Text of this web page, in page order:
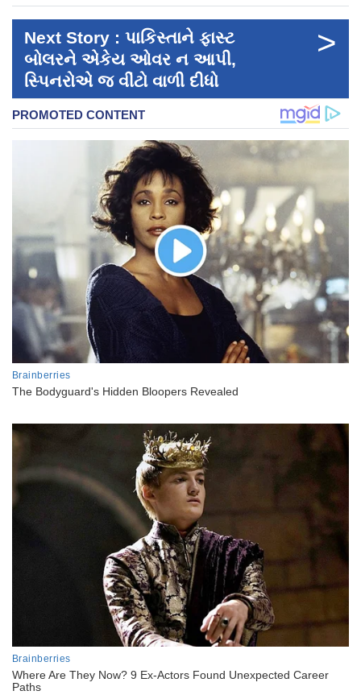
Next Story : પાકિસ્તાને ફાસ્ટ
બોલરને એકેય ઓવર ન આપી,
સ્પિનરોએ જ વીંટો વાળી દીધો
>